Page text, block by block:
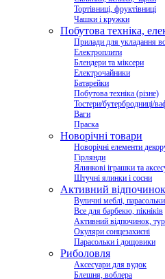
Тортівниці, фруктівниці
Чашки і кружки
Побутова техніка,
Прилади для укладання
Електроплити
Блендери та міксери
Електрочайники
Батарейки
Побутова техніка (різне)
Тостери/бутербродниці/
Ваги
Праска
Новорічні товари
Новорічні елементи
Гірлянди
Ялинкові іграшки та
Штучні ялинки і сосни
Активний
Вуличні меблі,
Все для барбекю, пікніків
Активний відпочинок,
Окуляри сонцезахисні
Парасольки і дощовики
Риболовля
Аксесуари для вудок
Блешня, воблера